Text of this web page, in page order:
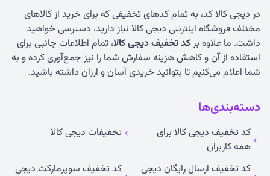
در دیجی کالا کد، به تمام کدهای تخفیفی که برای خرید از کالاهای
مختلف فروشگاه اینترنتی دیجی کالا نیاز دارید، دسترسی خواهید
داشت. ما علاوه برکد تخفیف دیجی کالا، تمام اطلاعات جانبی برای
استفاده از آن و کاهش هزینه سفارش شما را نیز جمع‌آوری کرده و به
شما اعلام می‌کنیم تا بتوانید خریدی آسان و ارزان داشته باشید.
دسته‌بندی‌ها
کد تخفیف دیجی کالا برای
همه کاربران
تخفیفات دیجی کالا
کد تخفیف ارسال رایگان دیجی کد تخفیف سوپرمارکت دیجی